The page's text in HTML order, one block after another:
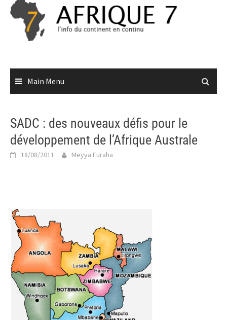
Skip
content
Main Menu
SADC : des nouveaux défis pour le
développement de l’Afrique Australe
18/08/2011 Meyya Furaha